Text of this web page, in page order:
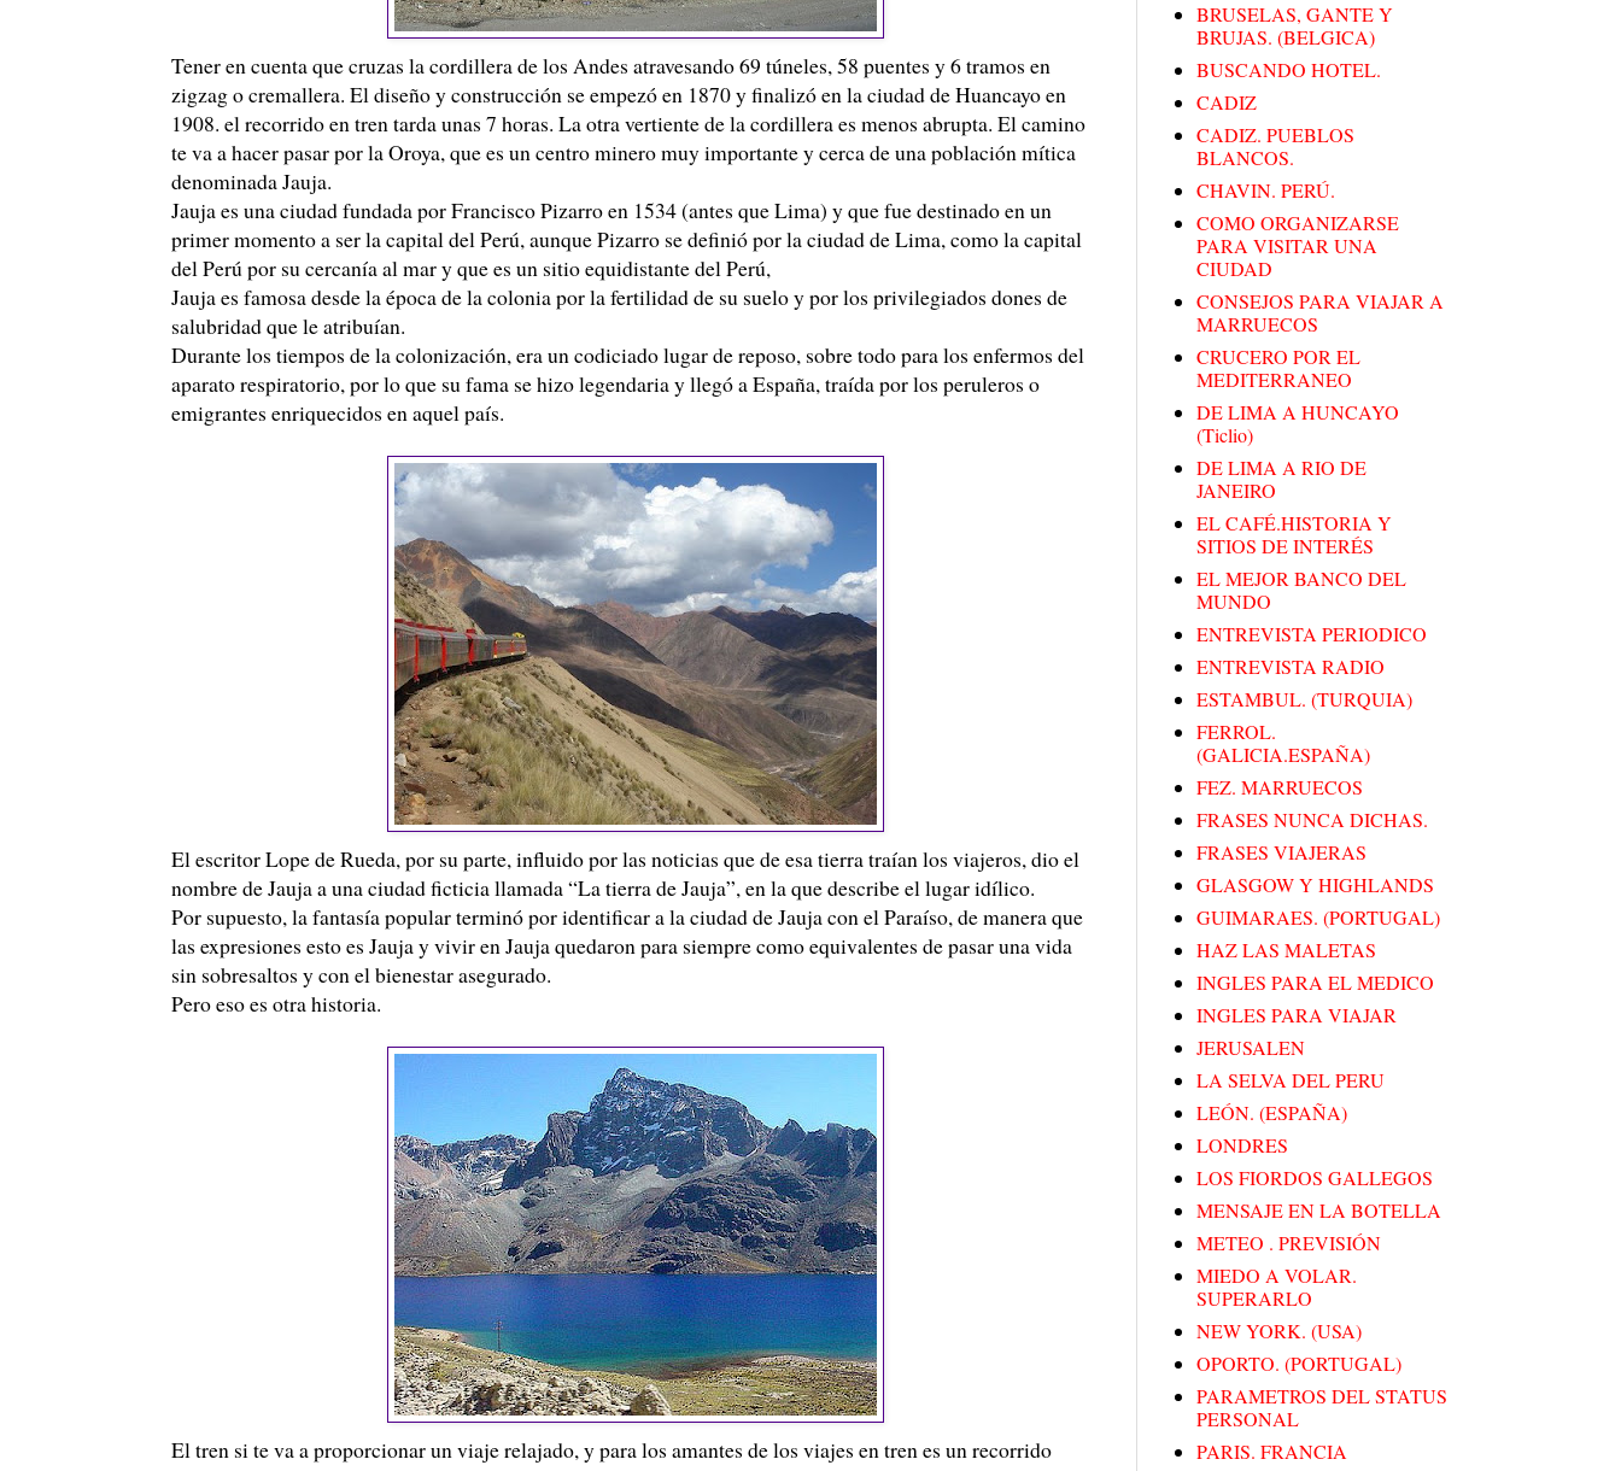
Tener en cuenta que cruzas la cordillera de los Andes atravesando 69 túneles, 58 puentes y 6 tramos en
zigzag o cremallera. El diseño y construcción se empezó en 1870 y finalizó en la ciudad deHuancayoen
1908. el recorrido en tren tarda unas 7 horas. La otra vertiente de la cordillera es menos abrupta. El camino
te va a hacer pasar por la Oroya, que es un centro minero muy importante y cerca de una población mítica
denominada Jauja.
Jauja es una ciudad fundada por FranciscoPizarroen 1534 (antes que Lima) y que fue destinado en un
primer momento a ser la capital del Perú, aunquePizarro se definió por la ciudad de Lima, como la capital
del Perú por su cercanía al mar y que es un sitio equidistante del Perú,
Jauja es famosa desde la época de la colonia por la fertilidad de su suelo y por los privilegiados dones de
salubridad que le atribuían.
Durante los tiempos de la colonización, era un codiciado lugar de reposo, sobre todo para los enfermos del
aparato respiratorio, por lo que su fama se hizo legendaria y llegó a España, traída por los peruleros o
emigrantes enriquecidos en aquel país.
El escritorLopede Rueda, por su parte, influido por las noticias que de esa tierra traían los viajeros, dio el
nombre de Jauja a una ciudad ficticia llamada “La tierra de Jauja”, en la que describe el lugar idílico.
Por supuesto, la fantasía popular terminó por identificar a la ciudad de Jauja con el Paraíso, de manera que
las expresiones esto es Jauja y vivir en Jauja quedaron para siempre como equivalentes de pasar una vida
sin sobresaltos y con el bienestar asegurado.
Pero eso es otra historia.
El tren si te va a proporcionar un viaje relajado, y para los amantes de los viajes en tren es un recorrido
BRUSELAS, GANTE Y
BRUJAS. (BELGICA)
BUSCANDO HOTEL.
CADIZ
CADIZ. PUEBLOS
BLANCOS.
CHAVIN. PERÚ.
COMO ORGANIZARSE
PARA VISITAR UNA
CIUDAD
CONSEJOS PARA VIAJAR A
MARRUECOS
CRUCERO POR EL
MEDITERRANEO
DE LIMA A HUNCAYO
(Ticlio)
DE LIMA A RIO DE
JANEIRO
EL CAFÉ.HISTORIA Y
SITIOS DE INTERÉS
EL MEJOR BANCO DEL
MUNDO
ENTREVISTA PERIODICO
ENTREVISTA RADIO
ESTAMBUL. (TURQUIA)
FERROL.
(GALICIA.ESPAÑA)
FEZ. MARRUECOS
FRASES NUNCA DICHAS.
FRASES VIAJERAS
GLASGOW Y HIGHLANDS
GUIMARAES. (PORTUGAL)
HAZ LAS MALETAS
INGLES PARA EL MEDICO
INGLES PARA VIAJAR
JERUSALEN
LA SELVA DEL PERU
LEÓN. (ESPAÑA)
LONDRES
LOS FIORDOS GALLEGOS
MENSAJE EN LA BOTELLA
METEO . PREVISIÓN
MIEDO A VOLAR.
SUPERARLO
NEW YORK. (USA)
OPORTO. (PORTUGAL)
PARAMETROS DEL STATUS
PERSONAL
PARIS. FRANCIA